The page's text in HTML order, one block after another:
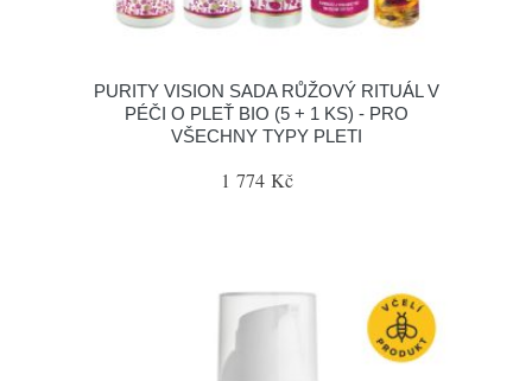
PURITY VISION SADA RŮŽOVÝ RITUÁL V
PÉČI O PLEŤ BIO (5 + 1 KS) - PRO
VŠECHNY TYPY PLETI
1 774 Kč